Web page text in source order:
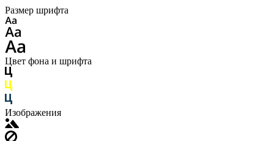
Размер шрифта
Цвет фона и шрифта
Изображения